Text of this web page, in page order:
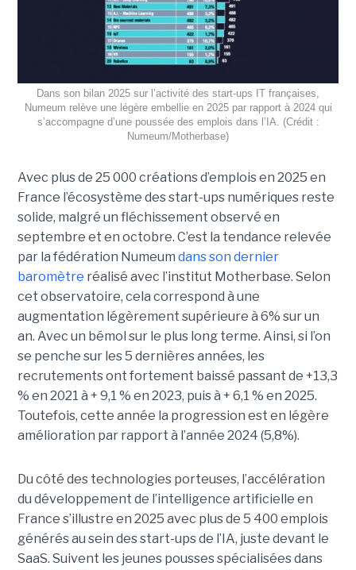
Dans son bilan 2025 sur l’activité des start-ups IT françaises,
Numeum relève une légère embellie en 2025 par rapport à 2024 qui
s’accompagne d’une poussée des emplois dans l’IA. (Crédit :
Numeum/Motherbase)
Avec plus de 25 000 créations d’emplois en 2025 en
France l’écosystème des start-ups numériques reste
solide, malgré un fléchissement observé en
septembre et en octobre. C’est la tendance relevée
par la fédération Numeum dans son dernier
baromètre réalisé avec l’institut Motherbase. Selon
cet observatoire, cela correspond à une
augmentation légèrement supérieure à 6% sur un
an. Avec un bémol sur le plus long terme. Ainsi, si l’on
se penche sur les 5 dernières années, les
recrutements ont fortement baissé passant de +13,3
% en 2021 à + 9,1 % en 2023, puis à + 6,1 % en 2025.
Toutefois, cette année la progression est en légère
amélioration par rapport à l’année 2024 (5,8%).
Du côté des technologies porteuses, l’accélération
du développement de l’intelligence artificielle en
France s’illustre en 2025 avec plus de 5 400 emplois
générés au sein des start-ups de l’IA, juste devant le
SaaS. Suivent les jeunes pousses spécialisées dans